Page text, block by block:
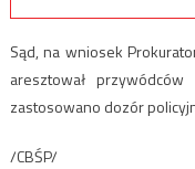
Sąd, na wniosek
aresztował
zastosowano dozór
/CBŚP/